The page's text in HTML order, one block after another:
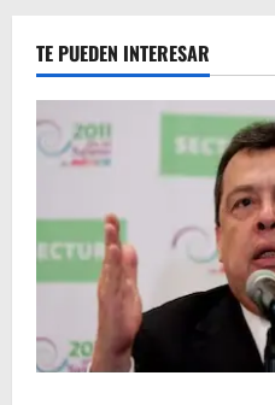
TE PUEDEN INTERESAR